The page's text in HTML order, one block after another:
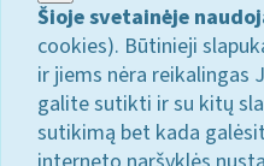
Šioje svetainėje
cookies). Būtinieji
ir jiems nėra reikalingas
galite sutikti ir su kitų
sutikimą bet kada